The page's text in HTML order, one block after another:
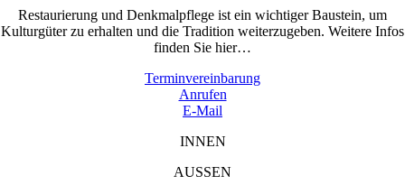
Restaurierung und Denkmalpflege ist ein wichtiger Baustein, um
Kulturgüter zu erhalten und die Tradition weiterzugeben. Weitere Infos
finden Sie hier…
Terminvereinbarung
Anrufen
E-Mail
INNEN
AUSSEN